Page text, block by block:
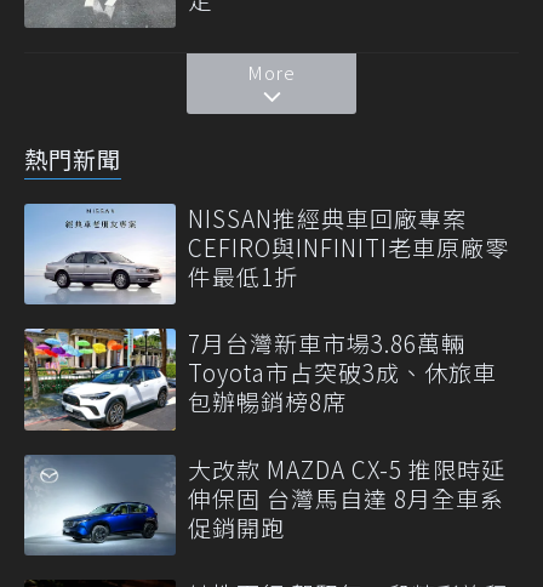
More
熱門新聞
NISSAN推經典車回廠專案
CEFIRO與INFINITI老車原廠零
件最低1折
7月台灣新車市場3.86萬輛
Toyota市占突破3成、休旅車
包辦暢銷榜8席
大改款 MAZDA CX-5 推限時延
伸保固 台灣馬自達 8月全車系
促銷開跑